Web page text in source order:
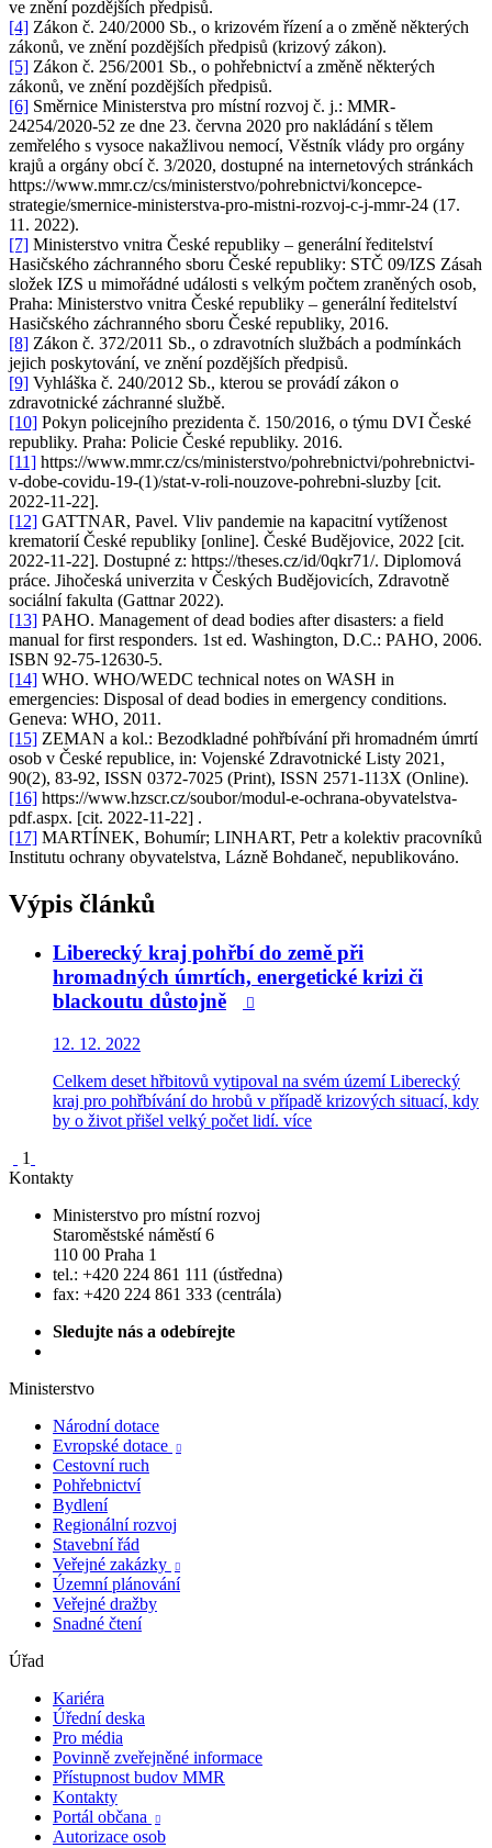
ve znění pozdějších předpisů.
[4] Zákon č. 240/2000 Sb., o krizovém řízení a o změně některých
zákonů, ve znění pozdějších předpisů (krizový zákon).
[5] Zákon č. 256/2001 Sb., o pohřebnictví a změně některých
zákonů, ve znění pozdějších předpisů.
[6] Směrnice Ministerstva pro místní rozvoj č. j.: MMR-
24254/2020-52 ze dne 23. června 2020 pro nakládání s tělem
zemřelého s vysoce nakažlivou nemocí, Věstník vlády pro orgány
krajů a orgány obcí č. 3/2020, dostupné na internetových stránkách
https://www.mmr.cz/cs/ministerstvo/pohrebnictvi/koncepce-
strategie/smernice-ministerstva-pro-mistni-rozvoj-c-j-mmr-24 (17.
11. 2022).
[7] Ministerstvo vnitra České republiky – generální ředitelství
Hasičského záchranného sboru České republiky: STČ 09/IZS Zásah
složek IZS u mimořádné události s velkým počtem zraněných osob,
Praha: Ministerstvo vnitra České republiky – generální ředitelství
Hasičského záchranného sboru České republiky, 2016.
[8] Zákon č. 372/2011 Sb., o zdravotních službách a podmínkách
jejich poskytování, ve znění pozdějších předpisů.
[9] Vyhláška č. 240/2012 Sb., kterou se provádí zákon o
zdravotnické záchranné službě.
[10] Pokyn policejního prezidenta č. 150/2016, o týmu DVI České
republiky. Praha: Policie České republiky. 2016.
[11] https://www.mmr.cz/cs/ministerstvo/pohrebnictvi/pohrebnictvi-
v-dobe-covidu-19-(1)/stat-v-roli-nouzove-pohrebni-sluzby [cit.
2022-11-22].
[12] GATTNAR, Pavel. Vliv pandemie na kapacitní vytíženost
krematorií České republiky [online]. České Budějovice, 2022 [cit.
2022-11-22]. Dostupné z: https://theses.cz/id/0qkr71/. Diplomová
práce. Jihočeská univerzita v Českých Budějovicích, Zdravotně
sociální fakulta (Gattnar 2022).
[13] PAHO. Management of dead bodies after disasters: a field
manual for first responders. 1st ed. Washington, D.C.: PAHO, 2006.
ISBN 92-75-12630-5.
[14] WHO. WHO/WEDC technical notes on WASH in
emergencies: Disposal of dead bodies in emergency conditions.
Geneva: WHO, 2011.
[15] ZEMAN a kol.: Bezodkladné pohřbívání při hromadném úmrtí
osob v České republice, in: Vojenské Zdravotnické Listy 2021,
90(2), 83-92, ISSN 0372-7025 (Print), ISSN 2571-113X (Online).
[16] https://www.hzscr.cz/soubor/modul-e-ochrana-obyvatelstva-
pdf.aspx. [cit. 2022-11-22] .
[17] MARTÍNEK, Bohumír; LINHART, Petr a kolektiv pracovníků
Institutu ochrany obyvatelstva, Lázně Bohdaneč, nepublikováno.
Výpis článků
Liberecký kraj pohřbí do země při
hromadných úmrtích, energetické krizi či
blackoutu důstojně

12. 12. 2022
Celkem deset hřbitovů vytipoval na svém území Liberecký
kraj pro pohřbívání do hrobů v případě krizových situací, kdy
by o život přišel velký počet lidí. více
1
Kontakty
Ministerstvo pro místní rozvoj
Staroměstské náměstí 6
110 00 Praha 1
tel.: +420 224 861 111 (ústředna)
fax: +420 224 861 333 (centrála)
Sledujte nás a odebírejte
Ministerstvo
Národní dotace
Evropské dotace

Cestovní ruch
Pohřebnictví
Bydlení
Regionální rozvoj
Stavební řád
Veřejné zakázky

Územní plánování
Veřejné dražby
Snadné čtení
Úřad
Kariéra
Úřední deska
Pro média
Povinně zveřejněné informace
Přístupnost budov MMR
Kontakty
Portál občana

Autorizace osob